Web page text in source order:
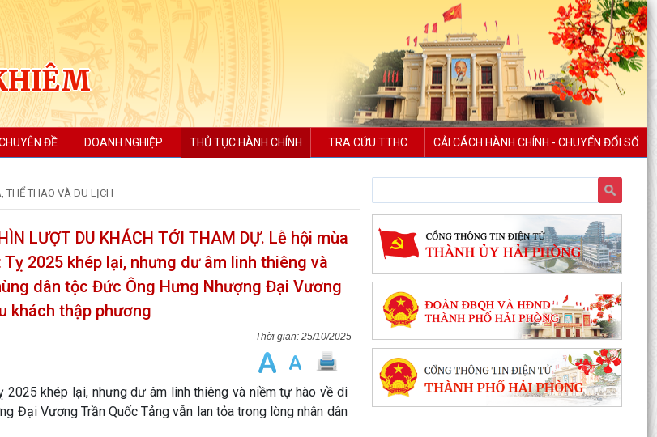
ĐỀ DOANH NGHIỆP THỦ TỤC HÀNH CHÍNH TRA CỨU TTHC CẢI CÁCH HÀNH CHÍNH - CHUYỂN ĐỔI SỐ
THỂ THAO VÀ DU LỊCH
LƯỢT DU KHÁCH TỚI THAM DỰ. Lễ hội mùa
2025 khép lại, nhưng dư âm linh thiêng và
dân tộc Đức Ông Hưng Nhượng Đại Vương
khách thập phương
25/10/2025
khép lại, nhưng dư âm linh thiêng và niềm tự hào về di
Đại Vương Trần Quốc Tảng vẫn lan tỏa trong lòng nhân dân